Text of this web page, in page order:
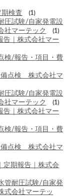
検査 (1)
圧試験/自家発電設
社マーテック
(1)
告｜株式会社マー
検/報告・項目・費
備点検 株式会社マ
圧試験/自家発電設
社マーテック
(1)
告｜株式会社マー
検/報告・項目・費
備点検 株式会社マ
定期報告｜株式会
管耐圧試験/自家発
式会社マーテッ